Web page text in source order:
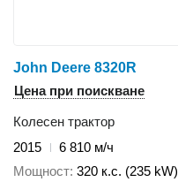
John Deere 8320R
Цена при поискване
Колесен трактор
2015
6 810 м/ч
Мощност 320 к.с. (235 kW)